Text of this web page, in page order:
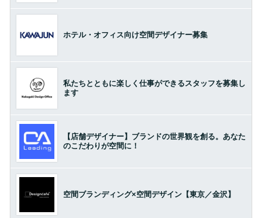
ホテル・オフィス向け空間デザイナー募集
私たちとともに楽しく仕事ができるスタッフを募集し
ます
【店舗デザイナー】ブランドの世界観を創る。あなた
のこだわりが空間に！
空間ブランディング×空間デザイン【東京／金沢】